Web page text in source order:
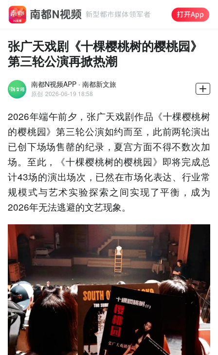
张广天戏剧《十棵樱桃树的樱桃园》
第三轮公演再掀热潮
南都N视频APP · 南都新文旅
原创 2026-06-19 18:58
2026年端午前夕，张广天戏剧作品《十棵樱桃树
的樱桃园》第三轮公演如约而至，此前两轮演出
已创下场场售罄的纪录，夏宫方面不得不数次加
场。至此，《十棵樱桃树的樱桃园》即将完成总
计43场的演出场次，已然在市场化表达、行业常
规模式与艺术实验探索之间实现了平衡，成为
2026年无法逃避的文艺现象。